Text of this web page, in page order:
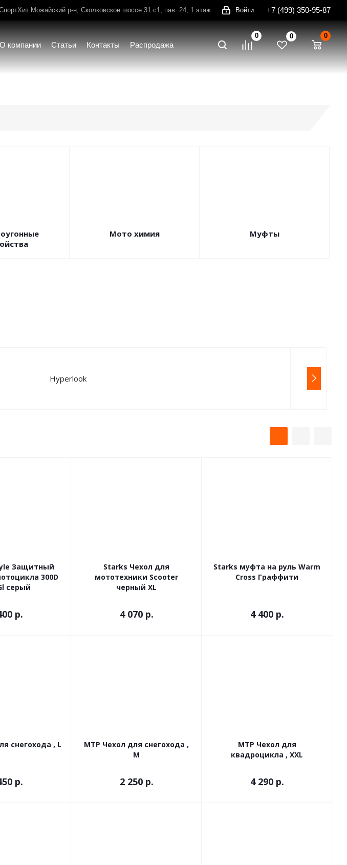
Можайский р-н, Сколковское шоссе 31 с1, пав. 24, 1 этаж Войти +7 (499) 350-95-87
компании Статьи Контакты Распродажа
0 0 0
Мото химия Муфты
Hyperlook
Защитный
300D
серый
р.
Starks Чехол для
мототехники Scooter
черный XL
4 070 р.
Starks муфта на руль Warm
Cross Граффити
4 400р.
снегохода , L
р.
МТР Чехол для снегохода ,
М
2 250р.
МТР Чехол для
квадроцикла , XXL
4 290р.